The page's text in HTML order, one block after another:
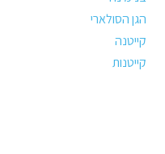
הגן הסולארי
קייטנה
קייטנות